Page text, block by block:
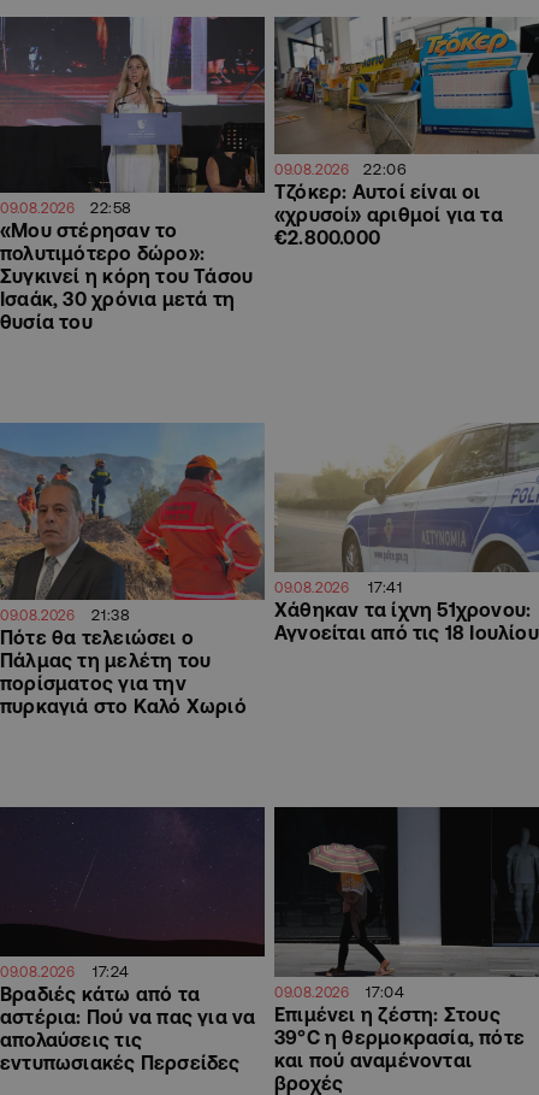
09.08.2026 22:58
«Μου στέρησαν το
πολυτιμότερο δώρο»:
Συγκινεί η κόρη του Τάσου
Ισαάκ, 30 χρόνια μετά τη
θυσία του
09.08.2026 22:06
Τζόκερ: Αυτοί είναι οι
«χρυσοί» αριθμοί για τα
€2.800.000
09.08.2026 21:38
Πότε θα τελειώσει ο
Πάλμας τη μελέτη του
πορίσματος για την
πυρκαγιά στο Καλό Χωριό
09.08.2026 17:41
Χάθηκαν τα ίχνη 51χρονου:
Αγνοείται από τις 18 Ιουλίου
09.08.2026 17:24
Βραδιές κάτω από τα
αστέρια: Πού να πας για να
απολαύσεις τις
εντυπωσιακές Περσείδες
09.08.2026 17:04
Επιμένει η ζέστη: Στους
39°C η θερμοκρασία, πότε
και πού αναμένονται
βροχές